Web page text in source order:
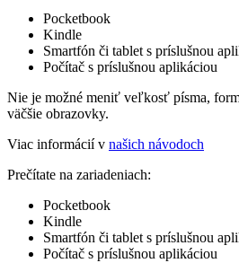
Pocketbook
Kindle
Smartfón či tablet s príslušnou
Počítač s príslušnou aplikáciou
Nie je možné meniť veľkosť písma,
väčšie obrazovky.
Viac informácií v našich návodoch
Prečítate na zariadeniach:
Pocketbook
Kindle
Smartfón či tablet s príslušnou
Počítač s príslušnou aplikáciou